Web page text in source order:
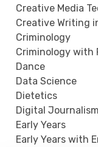
Creative Media
Creative Writing
Criminology
Criminology with
Dance
Data Science
Dietetics
Digital Journalism
Early Years
Early Years with